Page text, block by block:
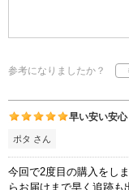
参考になりましたか？
早い安い安心
ポタ さん
今回で2度目の購入をし
らお届けまで早く追跡